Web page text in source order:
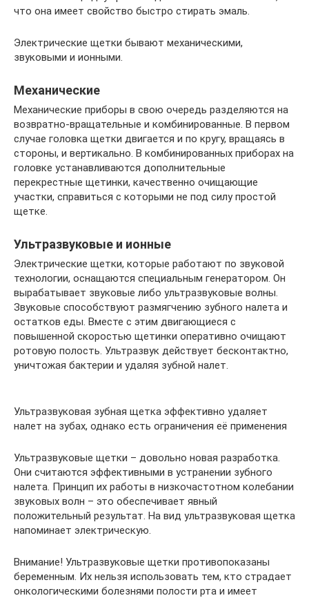
что она имеет свойство быстро стирать эмаль.
Электрические щетки бывают механическими,
звуковыми и ионными.
Механические
Механические приборы в свою очередь разделяются на
возвратно-вращательные и комбинированные. В первом
случае головка щетки двигается и по кругу, вращаясь в
стороны, и вертикально. В комбинированных приборах на
головке устанавливаются дополнительные
перекрестные щетинки, качественно очищающие
участки, справиться с которыми не под силу простой
щетке.
Ультразвуковые и ионные
Электрические щетки, которые работают по звуковой
технологии, оснащаются специальным генератором. Он
вырабатывает звуковые либо ультразвуковые волны.
Звуковые способствуют размягчению зубного налета и
остатков еды. Вместе с этим двигающиеся с
повышенной скоростью щетинки оперативно очищают
ротовую полость. Ультразвук действует бесконтактно,
уничтожая бактерии и удаляя зубной налет.
Ультразвуковая зубная щетка эффективно удаляет
налет на зубах, однако есть ограничения её применения
Ультразвуковые щетки – довольно новая разработка.
Они считаются эффективными в устранении зубного
налета. Принцип их работы в низкочастотном колебании
звуковых волн – это обеспечивает явный
положительный результат. На вид ультразвуковая щетка
напоминает электрическую.
Внимание! Ультразвуковые щетки противопоказаны
беременным. Их нельзя использовать тем, кто страдает
онкологическими болезнями полости рта и имеет